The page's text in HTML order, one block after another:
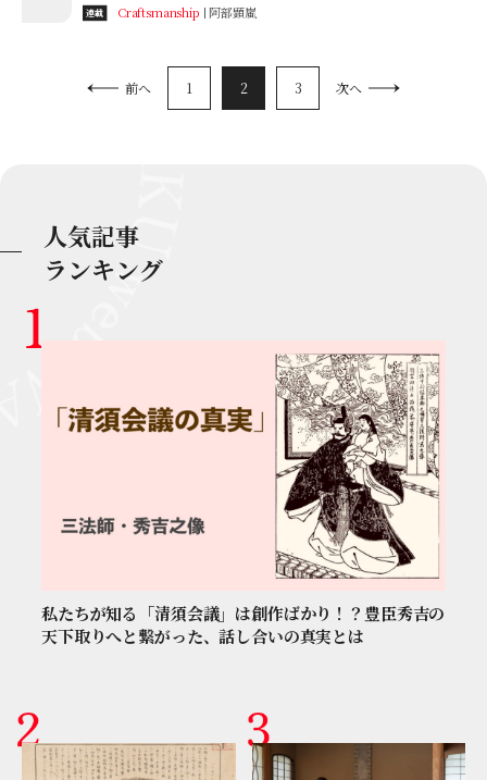
連載 Craftsmanship 阿部顕嵐
前へ 1 2 3 次へ
人気記事
ランキング
私たちが知る「清須会議」は創作ばかり！？豊臣秀吉の
天下取りへと繋がった、話し合いの真実とは